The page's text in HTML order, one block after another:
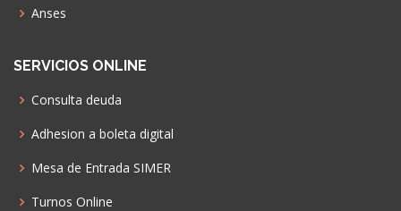
Anses
SERVICIOS ONLINE
Consulta deuda
Adhesion a boleta digital
Mesa de Entrada SIMER
Turnos Online